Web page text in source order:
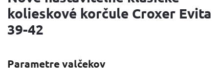
kolieskové korčule Croxer Evita
39-42
Parametre valčekov